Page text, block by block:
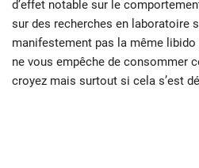
d’effet notable sur le
sur des recherches en laboratoire
manifestement pas la même
ne vous empêche de consommer
croyez mais surtout si cela s’est